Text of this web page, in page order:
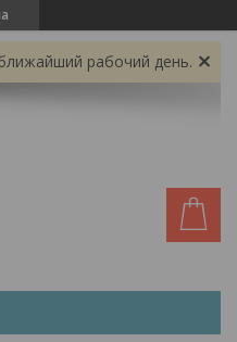
рабочий день.